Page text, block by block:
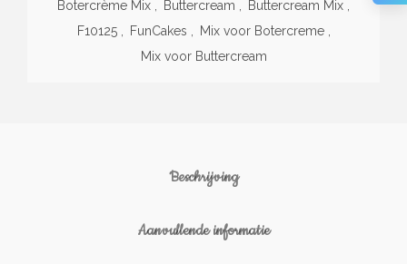
Botercrème Mix
Buttercream Buttercream Mix
F10125
FunCakes Mix voor Botercreme
Mix voor Buttercream
Beschrijving
Aanvullende informatie